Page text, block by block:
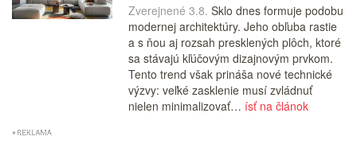
Zverejnené 3.8. Sklo dnes formuje podobu
modernej architektúry. Jeho obľuba rastie
a s ňou aj rozsah presklených plôch, ktoré
sa stávajú kľúčovým dizajnovým prvkom.
Tento trend však prináša nové technické
výzvy: veľké zasklenie musí zvládnuť
nielen minimalizovať… ísť na článok